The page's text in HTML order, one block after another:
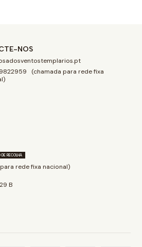
NOS
(chamada para rede fixa
DE RECOLHA
rede fixa nacional)
B